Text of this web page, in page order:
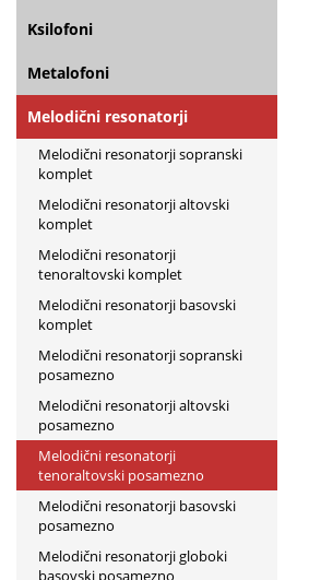
Ksilofoni
Metalofoni
Melodični resonatorji
Melodični resonatorji sopranski
komplet
Melodični resonatorji altovski
komplet
Melodični resonatorji
tenoraltovski komplet
Melodični resonatorji basovski
komplet
Melodični resonatorji sopranski
posamezno
Melodični resonatorji altovski
posamezno
Melodični resonatorji
tenoraltovski posamezno
Melodični resonatorji basovski
posamezno
Melodični resonatorji globoki
basovski posamezno